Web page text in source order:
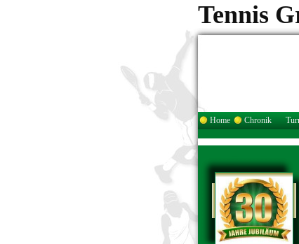
Tennis
Home Chronik